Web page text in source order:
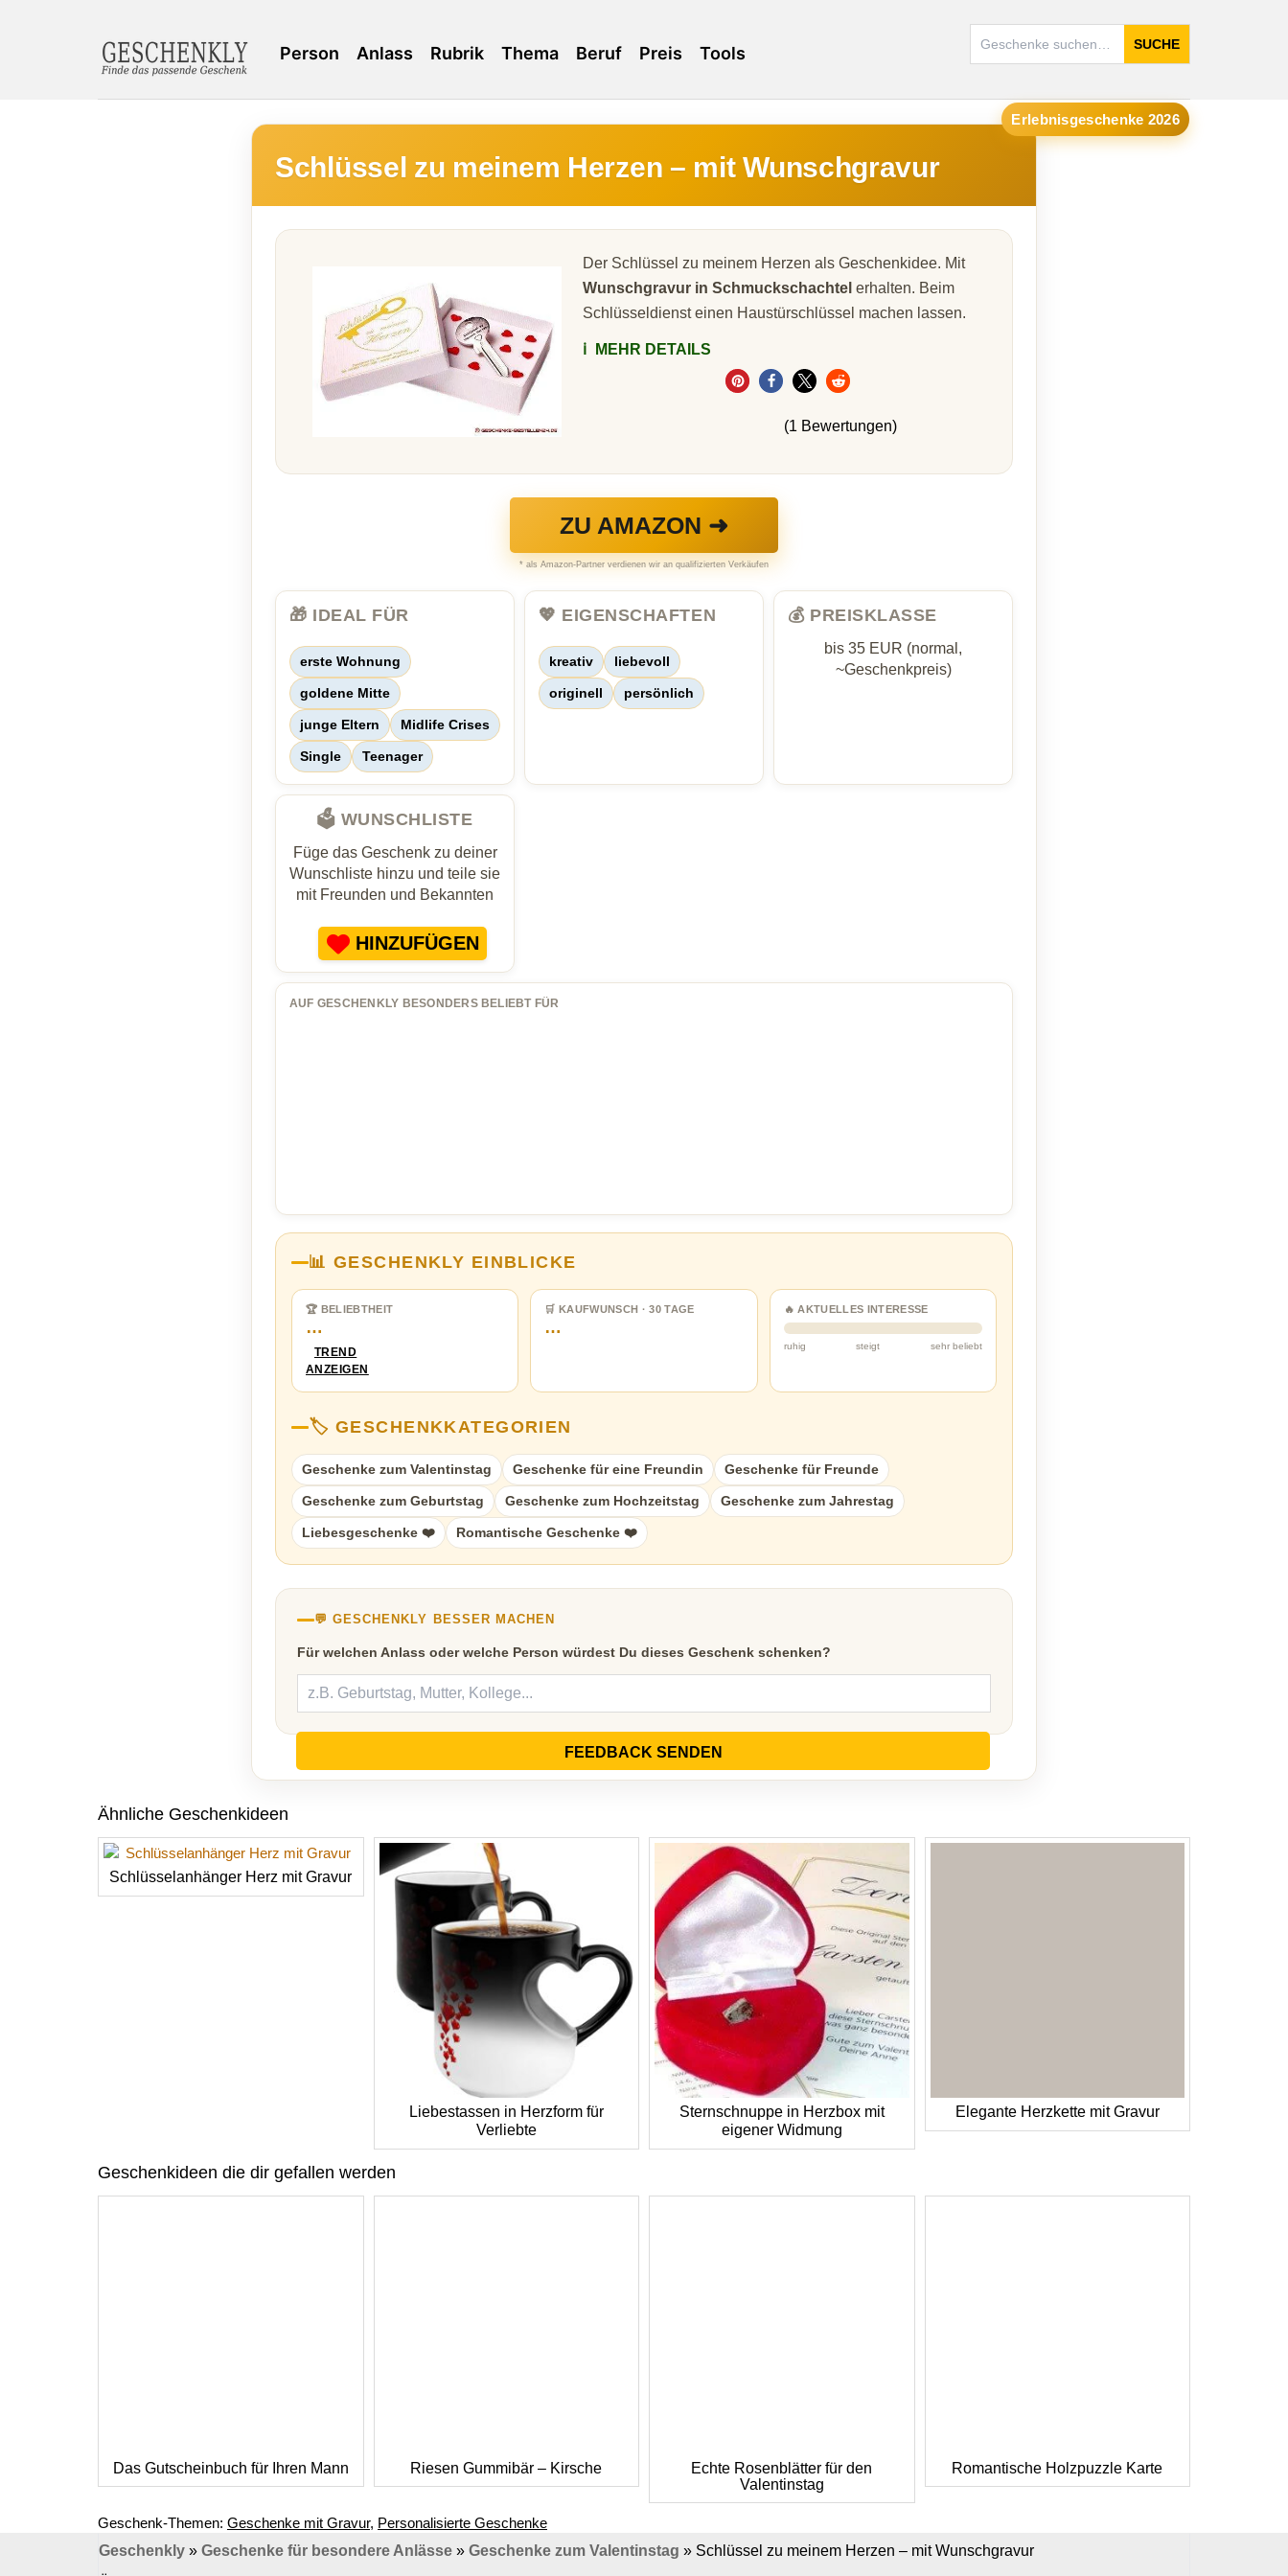
SUCHE
Person Anlass Rubrik Thema Beruf Preis Tools
Erlebnisgeschenke 2026
Schlüssel zu meinem Herzen – mit Wunschgravur
Der Schlüssel zu meinem Herzen als Geschenkidee. Mit
Wunschgravur in Schmuckschachtel erhalten. Beim
Schlüsseldienst einen Haustürschlüssel machen lassen.
ℹ️ MEHR DETAILS
(1 Bewertungen)
ZU AMAZON ➜
* als Amazon-Partner verdienen wir an qualifizierten Verkäufen
🎁 IDEAL FÜR
erste Wohnung
goldene Mitte
junge Eltern Midlife Crises
Single Teenager
💖 EIGENSCHAFTEN
kreativ liebevoll
originell persönlich
💰 PREISKLASSE
bis 35 EUR (normal,
~Geschenkpreis)
🗳️ WUNSCHLISTE
Füge das Geschenk zu deiner
Wunschliste hinzu und teile sie
mit Freunden und Bekannten
HINZUFÜGEN
AUF GESCHENKLY BESONDERS BELIEBT FÜR
📊 GESCHENKLY EINBLICKE
🏆 BELIEBTHEIT
…
TREND
ANZEIGEN
🛒 KAUFWUNSCH · 30 TAGE
…
🔥 AKTUELLES INTERESSE
ruhig steigt sehr beliebt
🏷️ GESCHENKKATEGORIEN
Geschenke zum Valentinstag Geschenke für eine Freundin Geschenke für Freunde
Geschenke zum Geburtstag Geschenke zum Hochzeitstag Geschenke zum Jahrestag
Liebesgeschenke ❤️ Romantische Geschenke ❤️
💬 GESCHENKLY BESSER MACHEN
Für welchen Anlass oder welche Person würdest Du dieses Geschenk schenken?
FEEDBACK SENDEN
Ähnliche Geschenkideen
Schlüsselanhänger Herz mit Gravur
Liebestassen in Herzform für
Verliebte
Sternschnuppe in Herzbox mit
eigener Widmung
Elegante Herzkette mit Gravur
Geschenkideen die dir gefallen werden
Das Gutscheinbuch für Ihren Mann Riesen Gummibär – Kirsche
Echte Rosenblätter für den
Valentinstag
Romantische Holzpuzzle Karte
Geschenk-Themen: Geschenke mit Gravur, Personalisierte Geschenke
Geschenkly » Geschenke für besondere Anlässe » Geschenke zum Valentinstag » Schlüssel zu meinem Herzen – mit Wunschgravur